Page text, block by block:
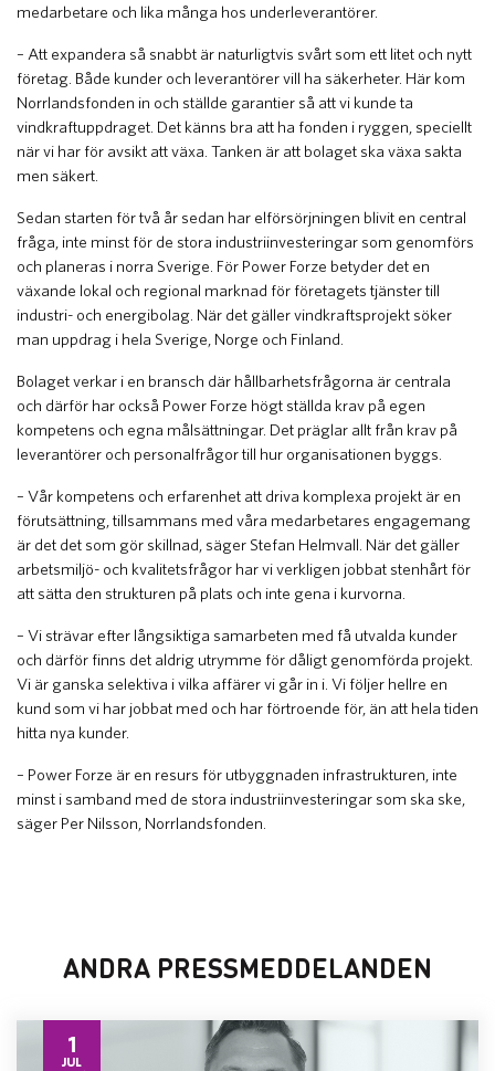
medarbetare och lika många hos underleverantörer.
– Att expandera så snabbt är naturligtvis svårt som ett litet och nytt
företag. Både kunder och leverantörer vill ha säkerheter. Här kom
Norrlandsfonden in och ställde garantier så att vi kunde ta
vindkraftuppdraget. Det känns bra att ha fonden i ryggen, speciellt
när vi har för avsikt att växa. Tanken är att bolaget ska växa sakta
men säkert.
Sedan starten för två år sedan har elförsörjningen blivit en central
fråga, inte minst för de stora industriinvesteringar som genomförs
och planeras i norra Sverige. För Power Forze betyder det en
växande lokal och regional marknad för företagets tjänster till
industri- och energibolag. När det gäller vindkraftsprojekt söker
man uppdrag i hela Sverige, Norge och Finland.
Bolaget verkar i en bransch där hållbarhetsfrågorna är centrala
och därför har också Power Forze högt ställda krav på egen
kompetens och egna målsättningar. Det präglar allt från krav på
leverantörer och personalfrågor till hur organisationen byggs.
– Vår kompetens och erfarenhet att driva komplexa projekt är en
förutsättning, tillsammans med våra medarbetares engagemang
är det det som gör skillnad, säger Stefan Helmvall. När det gäller
arbetsmiljö- och kvalitetsfrågor har vi verkligen jobbat stenhårt för
att sätta den strukturen på plats och inte gena i kurvorna.
– Vi strävar efter långsiktiga samarbeten med få utvalda kunder
och därför finns det aldrig utrymme för dåligt genomförda projekt.
Vi är ganska selektiva i vilka affärer vi går in i. Vi följer hellre en
kund som vi har jobbat med och har förtroende för, än att hela tiden
hitta nya kunder.
– Power Forze är en resurs för utbyggnaden infrastrukturen, inte
minst i samband med de stora industriinvesteringar som ska ske,
säger Per Nilsson, Norrlandsfonden.
ANDRA PRESSMEDDELANDEN
1
JUL